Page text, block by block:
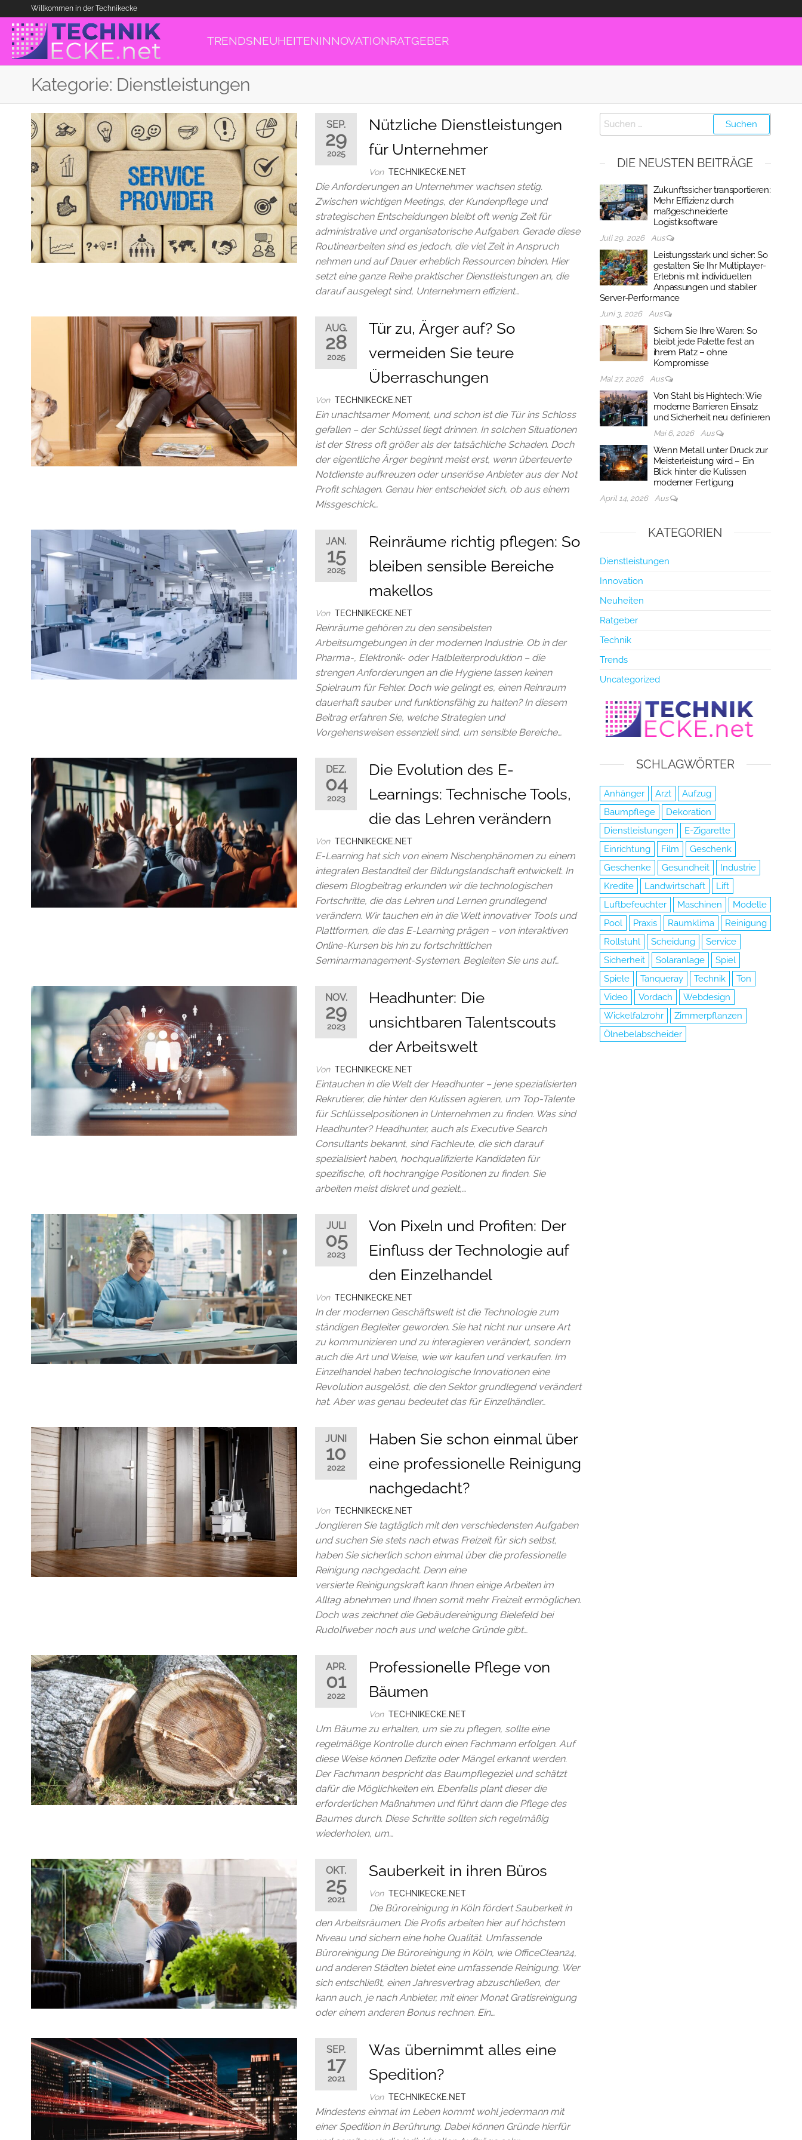
Willkommen in der Technikecke
TRENDSNEUHEITENINNOVATIONRATGEBER
Kategorie: Dienstleistungen
SEP.
29
2025
Nützliche Dienstleistungen
für Unternehmer
Von TECHNIKECKE.NET
Die Anforderungen an Unternehmer wachsen stetig.
Zwischen wichtigen Meetings, der Kundenpflege und
strategischen Entscheidungen bleibt oft wenig Zeit für
administrative und organisatorische Aufgaben. Gerade diese
Routinearbeiten sind es jedoch, die viel Zeit in Anspruch
nehmen und auf Dauer erheblich Ressourcen binden. Hier
setzt eine ganze Reihe praktischer Dienstleistungen an, die
darauf ausgelegt sind, Unternehmern effizient…
AUG.
28
2025
Tür zu, Ärger auf? So
vermeiden Sie teure
Überraschungen
Von TECHNIKECKE.NET
Ein unachtsamer Moment, und schon ist die Tür ins Schloss
gefallen – der Schlüssel liegt drinnen. In solchen Situationen
ist der Stress oft größer als der tatsächliche Schaden. Doch
der eigentliche Ärger beginnt meist erst, wenn überteuerte
Notdienste aufkreuzen oder unseriöse Anbieter aus der Not
Profit schlagen. Genau hier entscheidet sich, ob aus einem
Missgeschick…
JAN.
15
2025
Reinräume richtig pflegen: So
bleiben sensible Bereiche
makellos
Von TECHNIKECKE.NET
Reinräume gehören zu den sensibelsten
Arbeitsumgebungen in der modernen Industrie. Ob in der
Pharma-, Elektronik- oder Halbleiterproduktion – die
strengen Anforderungen an die Hygiene lassen keinen
Spielraum für Fehler. Doch wie gelingt es, einen Reinraum
dauerhaft sauber und funktionsfähig zu halten? In diesem
Beitrag erfahren Sie, welche Strategien und
Vorgehensweisen essenziell sind, um sensible Bereiche…
DEZ.
04
2023
Die Evolution des E-
Learnings: Technische Tools,
die das Lehren verändern
Von TECHNIKECKE.NET
E-Learning hat sich von einem Nischenphänomen zu einem
integralen Bestandteil der Bildungslandschaft entwickelt. In
diesem Blogbeitrag erkunden wir die technologischen
Fortschritte, die das Lehren und Lernen grundlegend
verändern. Wir tauchen ein in die Welt innovativer Tools und
Plattformen, die das E-Learning prägen – von interaktiven
Online-Kursen bis hin zu fortschrittlichen
Seminarmanagement-Systemen. Begleiten Sie uns auf…
NOV.
29
2023
Headhunter: Die
unsichtbaren Talentscouts
der Arbeitswelt
Von TECHNIKECKE.NET
Eintauchen in die Welt der Headhunter – jene spezialisierten
Rekrutierer, die hinter den Kulissen agieren, um Top-Talente
für Schlüsselpositionen in Unternehmen zu finden. Was sind
Headhunter? Headhunter, auch als Executive Search
Consultants bekannt, sind Fachleute, die sich darauf
spezialisiert haben, hochqualifizierte Kandidaten für
spezifische, oft hochrangige Positionen zu finden. Sie
arbeiten meist diskret und gezielt,…
JULI
05
2023
Von Pixeln und Profiten: Der
Einfluss der Technologie auf
den Einzelhandel
Von TECHNIKECKE.NET
In der modernen Geschäftswelt ist die Technologie zum
ständigen Begleiter geworden. Sie hat nicht nur unsere Art
zu kommunizieren und zu interagieren verändert, sondern
auch die Art und Weise, wie wir kaufen und verkaufen. Im
Einzelhandel haben technologische Innovationen eine
Revolution ausgelöst, die den Sektor grundlegend verändert
hat. Aber was genau bedeutet das für Einzelhändler…
JUNI
10
2022
Haben Sie schon einmal über
eine professionelle Reinigung
nachgedacht?
Von TECHNIKECKE.NET
Jonglieren Sie tagtäglich mit den verschiedensten Aufgaben
und suchen Sie stets nach etwas Freizeit für sich selbst,
haben Sie sicherlich schon einmal über die professionelle
Reinigung nachgedacht. Denn eine
versierte Reinigungskraft kann Ihnen einige Arbeiten im
Alltag abnehmen und Ihnen somit mehr Freizeit ermöglichen.
Doch was zeichnet die Gebäudereinigung Bielefeld bei
Rudolfweber noch aus und welche Gründe gibt…
APR.
01
2022
Professionelle Pflege von
Bäumen
Von TECHNIKECKE.NET
Um Bäume zu erhalten, um sie zu pflegen, sollte eine
regelmäßige Kontrolle durch einen Fachmann erfolgen. Auf
diese Weise können Defizite oder Mängel erkannt werden.
Der Fachmann bespricht das Baumpflegeziel und schätzt
dafür die Möglichkeiten ein. Ebenfalls plant dieser die
erforderlichen Maßnahmen und führt dann die Pflege des
Baumes durch. Diese Schritte sollten sich regelmäßig
wiederholen, um…
OKT.
25
2021
Sauberkeit in ihren Büros
Von TECHNIKECKE.NET
Die Büroreinigung in Köln fördert Sauberkeit in
den Arbeitsräumen. Die Profis arbeiten hier auf höchstem
Niveau und sichern eine hohe Qualität. Umfassende
Büroreinigung Die Büroreinigung in Köln, wie OfficeClean24,
und anderen Städten bietet eine umfassende Reinigung. Wer
sich entschließt, einen Jahresvertrag abzuschließen, der
kann auch, je nach Anbieter, mit einer Monat Gratisreinigung
oder einem anderen Bonus rechnen. Ein…
SEP.
17
2021
Was übernimmt alles eine
Spedition?
Von TECHNIKECKE.NET
Mindestens einmal im Leben kommt wohl jedermann mit
einer Spedition in Berührung. Dabei können Gründe hierfür
DIE NEUSTEN BEITRÄGE
Zukunftssicher transportieren:
Mehr Effizienz durch
maßgeschneiderte
Logistiksoftware
Juli 29, 2026 Aus
Leistungsstark und sicher: So
gestalten Sie Ihr Multiplayer-
Erlebnis mit individuellen
Anpassungen und stabiler
Server-Performance
Juni 3, 2026 Aus
Sichern Sie Ihre Waren: So
bleibt jede Palette fest an
ihrem Platz – ohne
Kompromisse
Mai 27, 2026 Aus
Von Stahl bis Hightech: Wie
moderne Barrieren Einsatz
und Sicherheit neu definieren
Mai 6, 2026 Aus
Wenn Metall unter Druck zur
Meisterleistung wird – Ein
Blick hinter die Kulissen
moderner Fertigung
April 14, 2026 Aus
KATEGORIEN
Dienstleistungen
Innovation
Neuheiten
Ratgeber
Technik
Trends
Uncategorized
SCHLAGWÖRTER
Anhänger Arzt
Aufzug
Baumpflege
Dekoration
Dienstleistungen
E-Zigarette
Einrichtung
Film
Geschenk
Geschenke
Gesundheit
Industrie
Kredite
Landwirtschaft
Lift
Luftbefeuchter
Maschinen
Modelle
Pool
Praxis Raumklima
Reinigung
Rollstuhl
Scheidung
Service
Sicherheit
Solaranlage
Spiel
Spiele
Tanqueray Technik
Ton
Video
Vordach
Webdesign
Wickelfalzrohr
Zimmerpflanzen
Ölnebelabscheider